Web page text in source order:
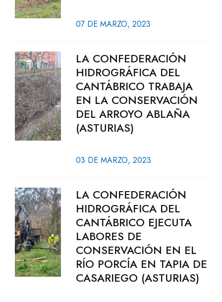
07 DE MARZO, 2023
LA CONFEDERACIÓN
HIDROGRÁFICA DEL
CANTÁBRICO TRABAJA
EN LA CONSERVACIÓN
DEL ARROYO ABLAÑA
(ASTURIAS)
03 DE MARZO, 2023
LA CONFEDERACIÓN
HIDROGRÁFICA DEL
CANTÁBRICO EJECUTA
LABORES DE
CONSERVACIÓN EN EL
RÍO PORCÍA EN TAPIA DE
CASARIEGO (ASTURIAS)